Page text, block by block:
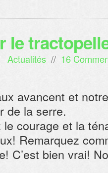
le
Actualités // 16
avancent et
de la serre.
courage et la
Remarquez
C’est bien vrai!